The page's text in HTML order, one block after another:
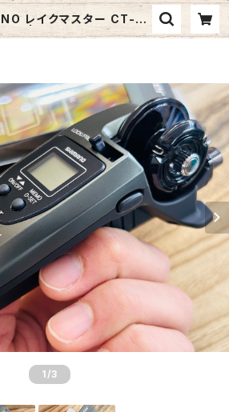
レイクマスター CT-T
ーキ】 | Fishing Tackle B
1 /3